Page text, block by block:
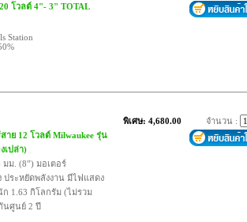
โวลต์ 4"- 3" TOTAL
Station
าย 12 โวลต์ Milwaukee รุ่น
เปล่า)
มม. (8”) มอเตอร์
ประหยัดพลังงาน มีไฟแสดง
1.63 กิโลกรัม (ไม่รวม
นศูนย์ 2 ปี
พิเศษ: 4,680.00 จำนวน :